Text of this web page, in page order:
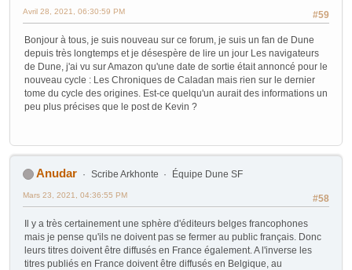
#59
Avril 28, 2021, 06:30:59 PM
Bonjour à tous, je suis nouveau sur ce forum, je suis un fan de Dune
depuis très longtemps et je désespère de lire un jour Les navigateurs
de Dune, j'ai vu sur Amazon qu'une date de sortie était annoncé pour le
nouveau cycle : Les Chroniques de Caladan mais rien sur le dernier
tome du cycle des origines. Est-ce quelqu'un aurait des informations un
peu plus précises que le post de Kevin ?
Anudar Scribe Arkhonte Équipe Dune SF
#58
Mars 23, 2021, 04:36:55 PM
Il y a très certainement une sphère d'éditeurs belges francophones
mais je pense qu'ils ne doivent pas se fermer au public français. Donc
leurs titres doivent être diffusés en France également. A l'inverse les
titres publiés en France doivent être diffusés en Belgique, au